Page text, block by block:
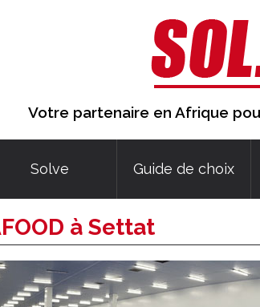
Votre partenaire en Afrique
Solve Guide de choix
à Settat